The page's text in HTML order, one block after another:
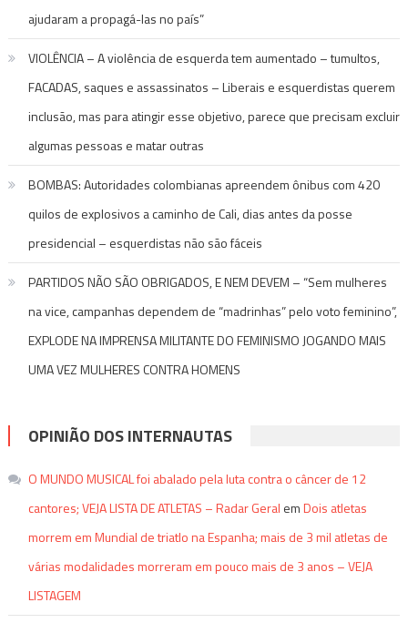
ajudaram a propagá-las no país”
VIOLÊNCIA – A violência de esquerda tem aumentado – tumultos,
FACADAS, saques e assassinatos – Liberais e esquerdistas querem
inclusão, mas para atingir esse objetivo, parece que precisam excluir
algumas pessoas e matar outras
BOMBAS: Autoridades colombianas apreendem ônibus com 420
quilos de explosivos a caminho de Cali, dias antes da posse
presidencial – esquerdistas não são fáceis
PARTIDOS NÃO SÃO OBRIGADOS, E NEM DEVEM – “Sem mulheres
na vice, campanhas dependem de “madrinhas” pelo voto feminino”,
EXPLODE NA IMPRENSA MILITANTE DO FEMINISMO JOGANDO MAIS
UMA VEZ MULHERES CONTRA HOMENS
OPINIÃO DOS INTERNAUTAS
O MUNDO MUSICAL foi abalado pela luta contra o câncer de 12
cantores; VEJA LISTA DE ATLETAS – Radar Geral emDois atletas
morrem em Mundial de triatlo na Espanha; mais de 3 mil atletas de
várias modalidades morreram em pouco mais de 3 anos – VEJA
LISTAGEM